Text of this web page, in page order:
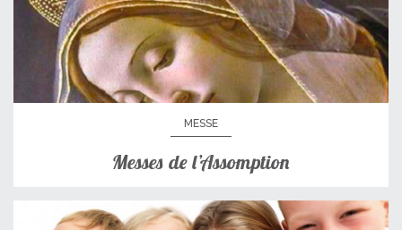
MESSE
Messes de l’Assomption